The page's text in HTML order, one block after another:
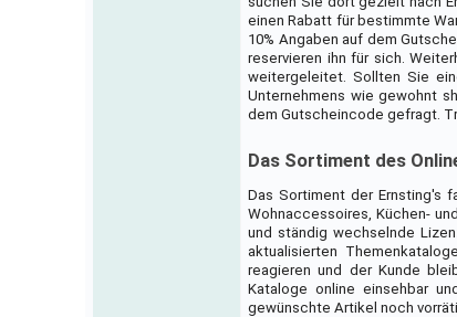
einen Rabatt für bestimmte
10% Angaben auf dem
reservieren ihn für sich.
weitergeleitet. Sollten Sie
Unternehmens wie gewohnt
dem Gutscheincode gefragt.
Das Sortiment des
Das Sortiment der Ernsting's
Wohnaccessoires, Küchen-
und ständig wechselnde
aktualisierten
reagieren und der Kunde
Kataloge online einsehbar
gewünschte Artikel noch